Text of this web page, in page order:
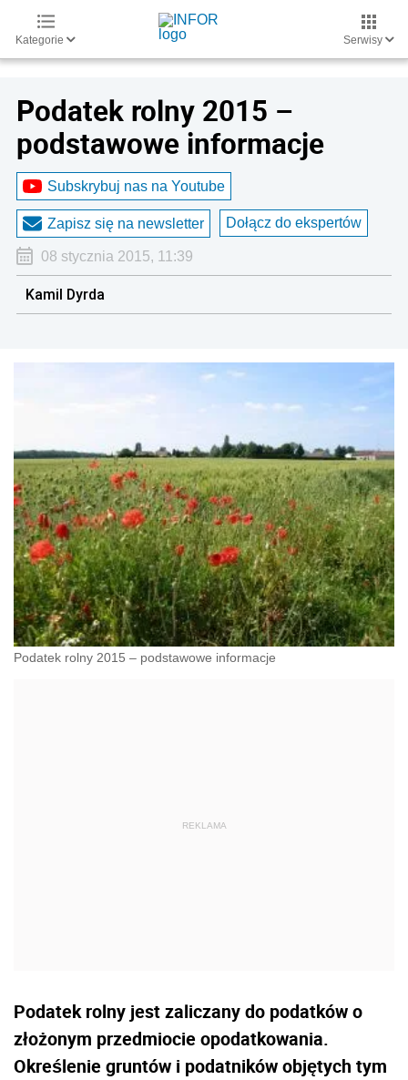
Kategorie Serwisy
Podatek rolny 2015 –
podstawowe informacje
Subskrybuj nas na Youtube
Zapisz się na newsletter Dołącz do ekspertów
08 stycznia 2015, 11:39
Kamil Dyrda
Podatek rolny 2015 – podstawowe informacje
Podatek rolny jest zaliczany do podatków o
złożonym przedmiocie opodatkowania.
Określenie gruntów i podatników objętych tym